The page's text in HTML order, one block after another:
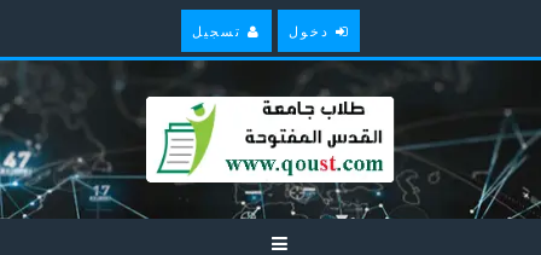
دخول تسجيل